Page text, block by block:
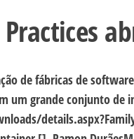
de fábricas de
grande conjunto de